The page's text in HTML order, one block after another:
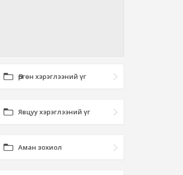
Өргөн хэрэглээний үг
Явцуу хэрэглээний үг
Аман зохиол